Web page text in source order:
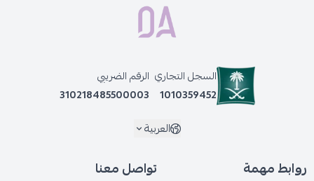
السجل التجاري
1010359452
الرقم الضريبي
310218485500003
العربية
روابط مهمة تواصل معنا